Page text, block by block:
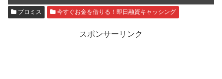
プロミス 今すぐお金を借りる！即日融資キャッシング
スポンサーリンク